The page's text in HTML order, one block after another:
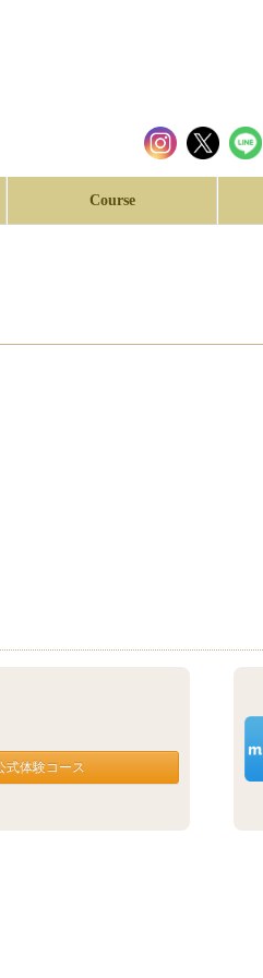
Course